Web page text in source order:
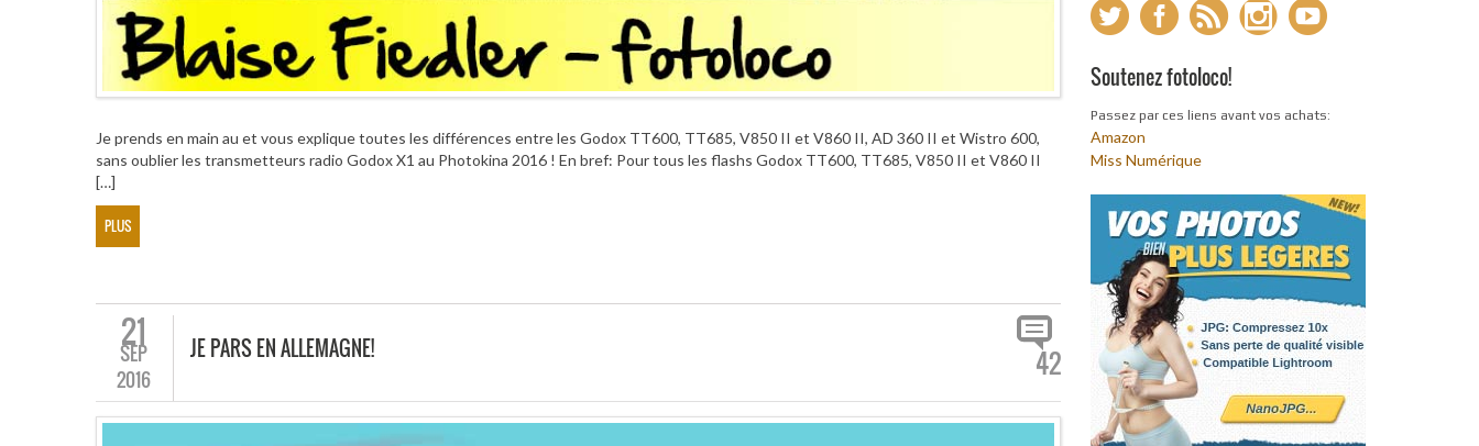
Je prends en main au et vous explique toutes les différences entre les Godox TT600, TT685, V850 II et V860 II, AD 360 II et Wistro 600,
sans oublier les transmetteurs radio Godox X1 au Photokina 2016 ! En bref: Pour tous les flashs Godox TT600, TT685, V850 II et V860 II
[…]
PLUS
21
SEP
2016
JE PARS EN ALLEMAGNE! 42
Soutenez fotoloco!
Passez par ces liens avant vos achats:
Amazon
Miss Numérique